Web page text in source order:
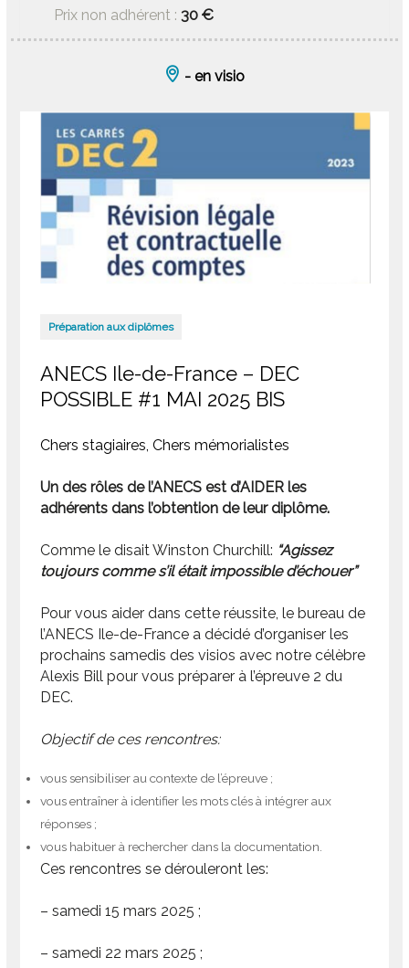
Prix non adhérent :30 €
- en visio
Préparation aux diplômes
ANECS Ile-de-France – DEC
POSSIBLE #1 MAI 2025 BIS
Chers stagiaires, Chers mémorialistes
Un des rôles de l’ANECS est d’AIDER les
adhérents dans l’obtention de leur diplôme.
Comme le disait Winston Churchill: “Agissez
toujours comme s’il était impossible d’échouer”
Pour vous aider dans cette réussite, le bureau de
l’ANECS Ile-de-France a décidé d’organiser les
prochains samedis des visios avec notre célèbre
Alexis Bill pour vous préparer à l’épreuve 2 du
DEC.
Objectif de ces rencontres:
vous sensibiliser au contexte de l’épreuve ;
vous entraîner à identifier les mots clés à intégrer aux
réponses ;
vous habituer à rechercher dans la documentation.
Ces rencontres se dérouleront les:
– samedi 15 mars 2025 ;
– samedi 22 mars 2025 ;